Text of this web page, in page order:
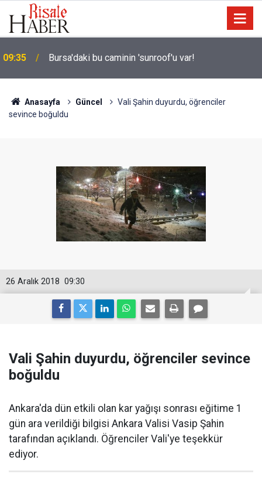
09:35 Bursa'daki bu caminin 'sunroof'u var!
Anasayfa Güncel
Vali Şahin duyurdu, öğrenciler
sevince boğuldu
09:30
26 Aralık 2018
Vali Şahin duyurdu, öğrenciler sevince
boğuldu
Ankara'da dün etkili olan kar yağışı sonrası eğitime 1
gün ara verildiği bilgisi Ankara Valisi Vasip Şahin
tarafından açıklandı. Öğrenciler Vali'ye teşekkür
ediyor.